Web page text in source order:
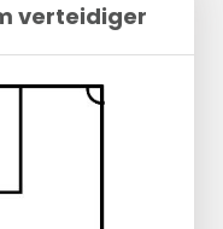
verteidiger